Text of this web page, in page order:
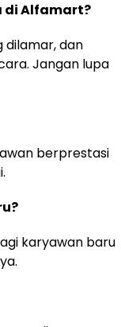
di Alfamart?
dilamar, dan
Jangan lupa
berprestasi
karyawan baru